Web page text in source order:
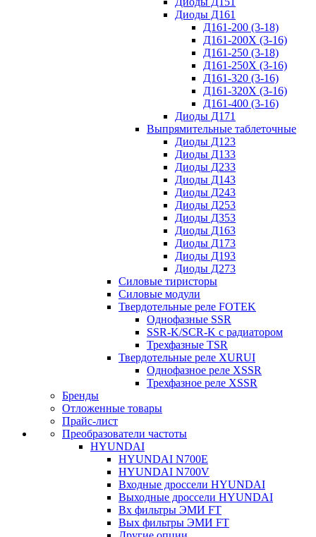
Диоды Д161
Д161-200 (3-18)
Д161-200Х (3-16)
Д161-250 (3-18)
Д161-250Х (3-16)
Д161-320 (3-16)
Д161-320Х (3-16)
Д161-400 (3-16)
Диоды Д171
Выпрямительные таблеточные
Диоды Д123
Диоды Д133
Диоды Д233
Диоды Д143
Диоды Д243
Диоды Д253
Диоды Д353
Диоды Д163
Диоды Д173
Диоды Д193
Диоды Д273
Силовые тиристоры
Силовые модули
Твердотельные реле FOTEK
Однофазные SSR
SSR-K/SCR-K с радиатором
Трехфазные TSR
Твердотельные реле XURUI
Однофазное реле XSSR
Трехфазное реле XSSR
Бренды
Отложенные товары
Прайс-лист
Преобразователи частоты
HYUNDAI
HYUNDAI N700E
HYUNDAI N700V
Входные дроссели HYUNDAI
Выходные дроссели HYUNDAI
Вх фильтры ЭМИ FT
Вых фильтры ЭМИ FT